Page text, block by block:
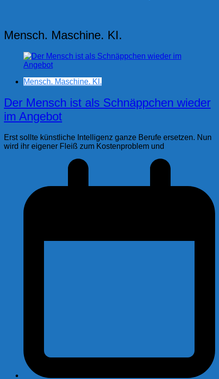
Mensch. Maschine. KI.
Mensch. Maschine. KI.
Der Mensch ist als Schnäppchen wieder
im Angebot
Erst sollte künstliche Intelligenz ganze Berufe ersetzen. Nun
wird ihr eigener Fleiß zum Kostenproblem und